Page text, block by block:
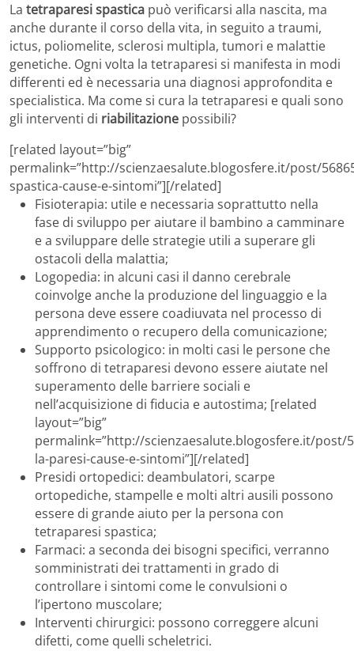
La tetraparesi spastica può verificarsi alla nascita, ma
anche durante il corso della vita, in seguito a traumi,
ictus, poliomelite, sclerosi multipla, tumori e malattie
genetiche. Ogni volta la tetraparesi si manifesta in modi
differenti ed è necessaria una diagnosi approfondita e
specialistica. Ma come si cura la tetraparesi e quali sono
gli interventi di riabilitazione possibili?
[related layout=”big”
permalink=”http://scienzaesalute.blogosfere.it/post/
spastica-cause-e-sintomi”][/related]
Fisioterapia: utile e necessaria soprattutto nella
fase di sviluppo per aiutare il bambino a camminare
e a sviluppare delle strategie utili a superare gli
ostacoli della malattia;
Logopedia: in alcuni casi il danno cerebrale
coinvolge anche la produzione del linguaggio e la
persona deve essere coadiuvata nel processo di
apprendimento o recupero della comunicazione;
Supporto psicologico: in molti casi le persone che
soffrono di tetraparesi devono essere aiutate nel
superamento delle barriere sociali e
nell’acquisizione di fiducia e autostima; [related
layout=”big”
permalink=”http://scienzaesalute.blogosfere.it/post/
la-paresi-cause-e-sintomi”][/related]
Presidi ortopedici: deambulatori, scarpe
ortopediche, stampelle e molti altri ausili possono
essere di grande aiuto per la persona con
tetraparesi spastica;
Farmaci: a seconda dei bisogni specifici, verranno
somministrati dei trattamenti in grado di
controllare i sintomi come le convulsioni o
l’ipertono muscolare;
Interventi chirurgici: possono correggere alcuni
difetti, come quelli scheletrici.